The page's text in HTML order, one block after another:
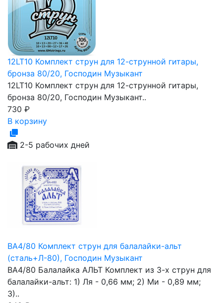
12LT10 Комплект струн для 12-струнной гитары,
бронза 80/20, Господин Музыкант
12LT10 Комплект струн для 12-струнной гитары,
бронза 80/20, Господин Музыкант..
730 ₽
В корзину
2-5 рабочих дней
BA4/80 Комплект струн для балалайки-альт
(сталь+Л-80), Господин Музыкант
BA4/80 Балалайка АЛЬТ Комплект из 3-х струн для
балалайки-альт: 1) Ля - 0,66 мм; 2) Ми - 0,89 мм;
3)..